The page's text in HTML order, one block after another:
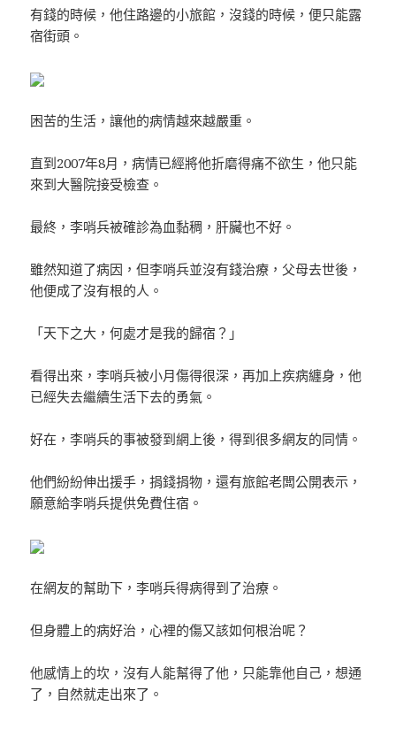
有錢的時候，他住路邊的小旅館，沒錢的時候，便只能露
宿街頭。
困苦的生活，讓他的病情越來越嚴重。
直到2007年8月，病情已經將他折磨得痛不欲生，他只能
來到大醫院接受檢查。
最終，李哨兵被確診為血黏稠，肝臟也不好。
雖然知道了病因，但李哨兵並沒有錢治療，父母去世後，
他便成了沒有根的人。
「天下之大，何處才是我的歸宿？」
看得出來，李哨兵被小月傷得很深，再加上疾病纏身，他
已經失去繼續生活下去的勇氣。
好在，李哨兵的事被發到網上後，得到很多網友的同情。
他們紛紛伸出援手，捐錢捐物，還有旅館老闆公開表示，
願意給李哨兵提供免費住宿。
在網友的幫助下，李哨兵得病得到了治療。
但身體上的病好治，心裡的傷又該如何根治呢？
他感情上的坎，沒有人能幫得了他，只能靠他自己，想通
了，自然就走出來了。